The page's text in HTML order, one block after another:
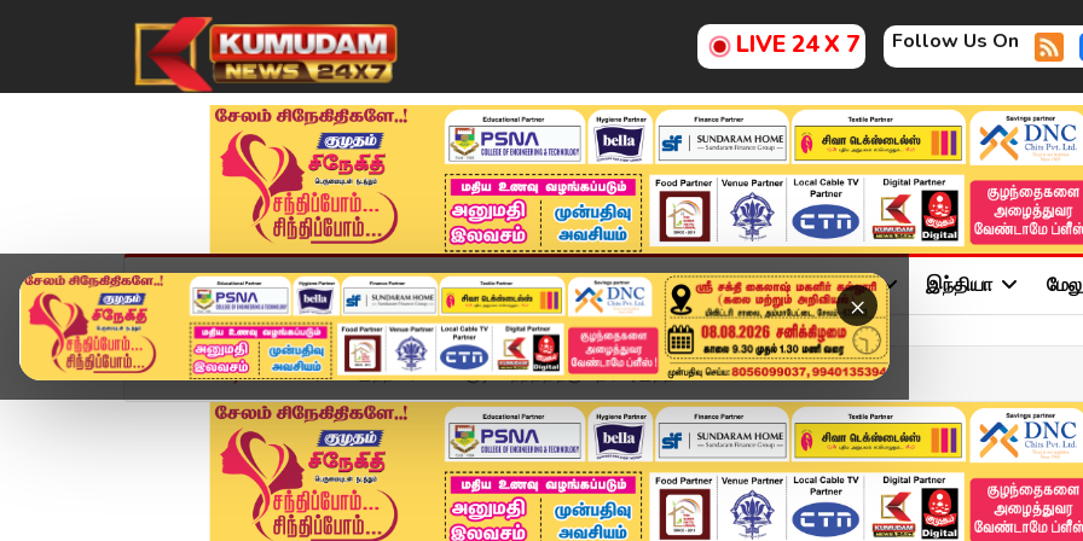
LIVE 24 X 7 Follow Us On
×
முகப்பு விளையாட்டு அண்மை தமிழ்நாடு சினிமா அரசியல் விளையாட்டு இந்தியா
Home வீடியோ ஸ்டோரி இந்தியர்களின் குடியேற்றத்திற்கு எதிர்ப்பு இந்தி...